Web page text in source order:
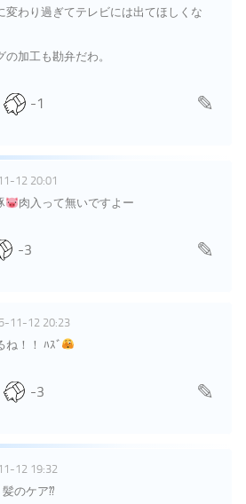
変わり過ぎてテレビには出てほしくな
加工も勘弁だわ。
-1
12 20:01
肉入って無いですよー
-3
11-12 20:23
ね！！ ﾊｽﾞ
-3
12 19:32
のケア⁇